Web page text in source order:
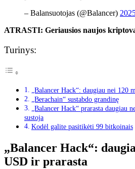
– Balansuotojas (@Balancer)
ATRASTI: Geriausios naujos
Turinys:
„Balancer Hack“: daugiau nei 120
„Berachain“ sustabdo grandinę
„Balancer Hack“ prarasta daugiau
sustoja
Kodėl galite pasitikėti 99 bitkoinais
„Balancer Hack“:
USD ir prarasta